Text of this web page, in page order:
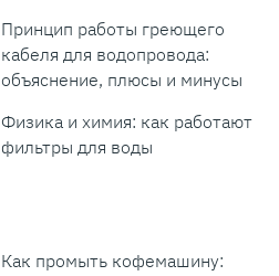
Принцип работы греющего
кабеля для водопровода:
объяснение, плюсы и минусы
Физика и химия: как работают
фильтры для воды
Как промыть кофемашину: